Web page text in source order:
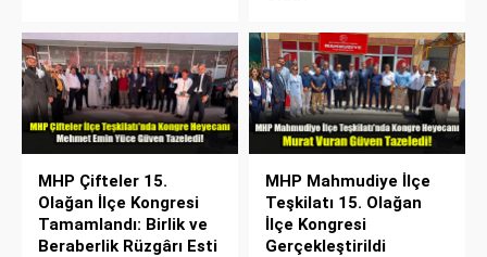
MHP Çifteler 15.
Olağan İlçe Kongresi
Tamamlandı: Birlik ve
Beraberlik Rüzgârı Esti
MHP Mahmudiye İlçe
Teşkilatı 15. Olağan
İlçe Kongresi
Gerçekleştirildi